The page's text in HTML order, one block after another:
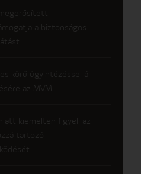
a biztonságos
körű ügyintézéssel áll
az MVM
kiemelten figyeli az
tartozó